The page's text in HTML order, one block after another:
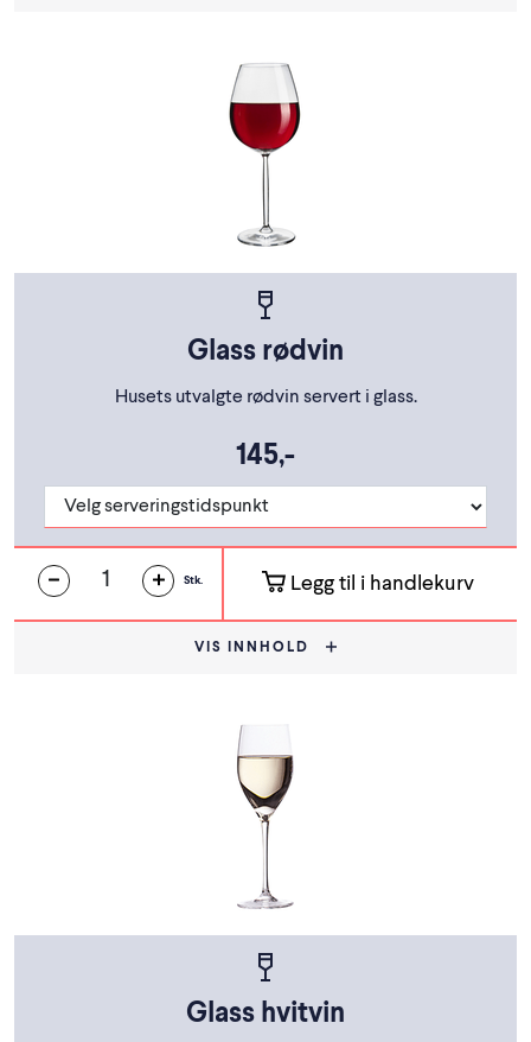
Glass rødvin
Husets utvalgte rødvin servert i glass.
145,-
Stk. Legg til i handlekurv
VIS INNHOLD
Glass hvitvin